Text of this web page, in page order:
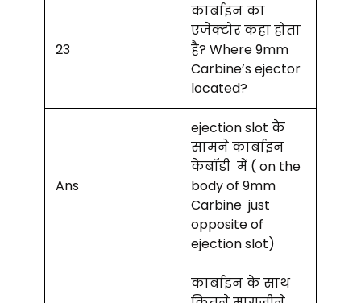
23
कार्बाइन का
एजेक्टोर कहा होता
है? Where 9mm
Carbine’s ejector
located?
Ans
ejection slot के
सामने कार्बाइन
केबॉडी में ( on the
body of 9mm
Carbine just
opposite of
ejection slot)
कार्बाइन के साथ